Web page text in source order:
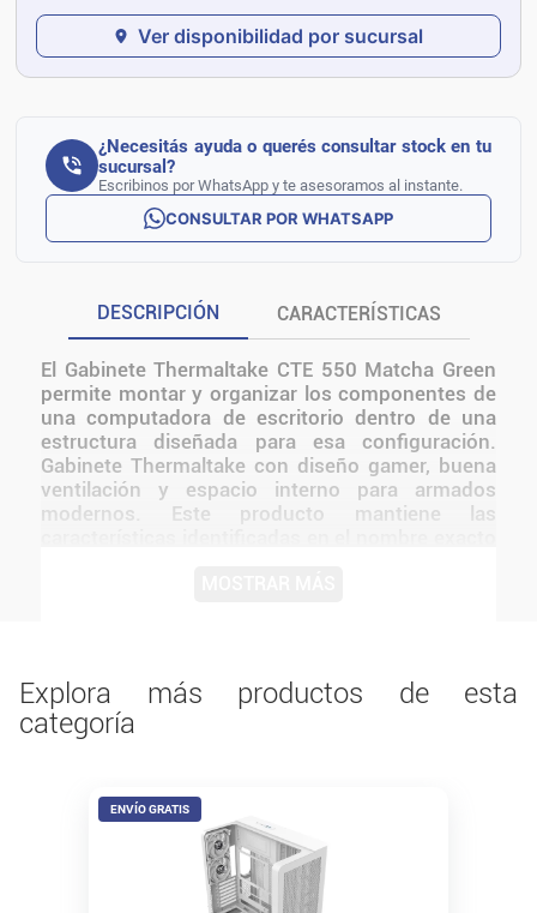
Ver disponibilidad por sucursal
¿Necesitás ayuda o querés consultar stock en tu
sucursal?
Escribinos por WhatsApp y te asesoramos al instante.
CONSULTAR POR WHATSAPP
DESCRIPCIÓN CARACTERÍSTICAS
El Gabinete Thermaltake CTE 550 Matcha Green
permite montar y organizar los componentes de
una computadora de escritorio dentro de una
estructura diseñada para esa configuración.
Gabinete Thermaltake con diseño gamer, buena
ventilación y espacio interno para armados
modernos. Este producto mantiene las
alimentación y compatibilidad con el resto del
equipo.
Explora más productos de esta
categoría
ENVÍO GRATIS